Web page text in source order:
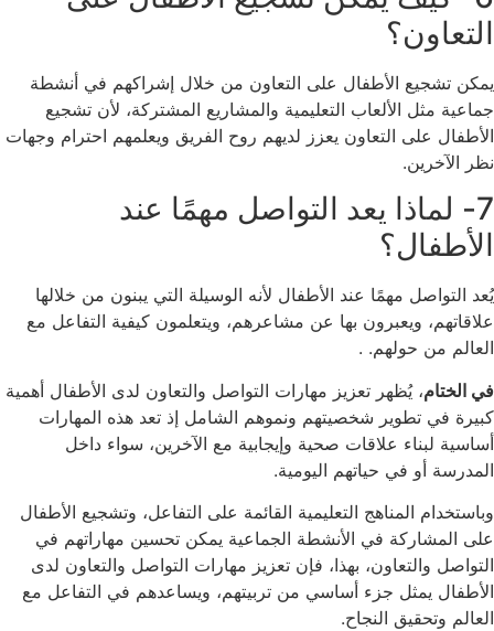
التعاون؟
يمكن تشجيع الأطفال على التعاون من خلال إشراكهم في أنشطة
جماعية مثل الألعاب التعليمية والمشاريع المشتركة، لأن تشجيع
الأطفال على التعاون يعزز لديهم روح الفريق ويعلمهم احترام وجهات
نظر الآخرين.
7- لماذا يعد التواصل مهمًا عند
الأطفال؟
يُعد التواصل مهمًا عند الأطفال لأنه الوسيلة التي يبنون من خلالها
علاقاتهم، ويعبرون بها عن مشاعرهم، ويتعلمون كيفية التفاعل مع
العالم من حولهم. .
في الختام، يُظهر تعزيز مهارات التواصل والتعاون لدى الأطفال أهمية
كبيرة في تطوير شخصيتهم ونموهم الشامل إذ تعد هذه المهارات
أساسية لبناء علاقات صحية وإيجابية مع الآخرين، سواء داخل
المدرسة أو في حياتهم اليومية.
وباستخدام المناهج التعليمية القائمة على التفاعل، وتشجيع الأطفال
على المشاركة في الأنشطة الجماعية يمكن تحسين مهاراتهم في
التواصل والتعاون، بهذا، فإن تعزيز مهارات التواصل والتعاون لدى
الأطفال يمثل جزء أساسي من تربيتهم، ويساعدهم في التفاعل مع
العالم وتحقيق النجاح.